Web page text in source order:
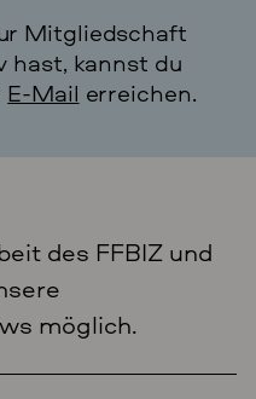
Mitgliedschaft
hast, kannst du
E-Mail erreichen.
des FFBIZ und
möglich.